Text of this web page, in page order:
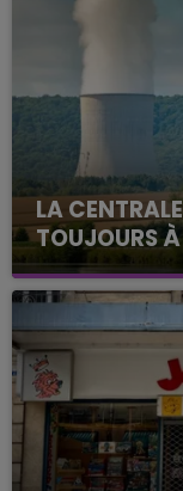
LA
TOUJOURS
Cela fait déjà
nucléaire
justifiée par la
présente.